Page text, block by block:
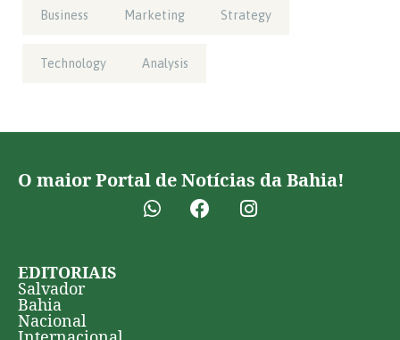
Business Marketing Strategy
Technology Analysis
O maior Portal de Notícias da Bahia!
EDITORIAIS
Salvador
Bahia
Nacional